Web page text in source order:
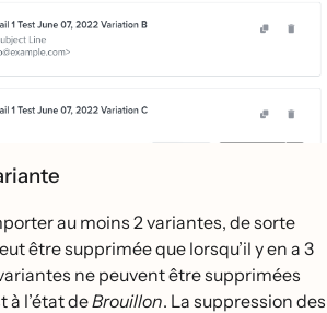
au moins 2 variantes, de sorte
être supprimée que lorsqu’il y en a 3
ne peuvent être supprimées
à l’état deBrouillon. La suppression des